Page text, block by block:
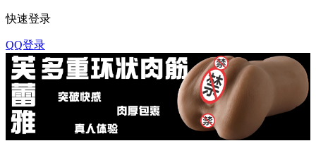
快速登录
QQ登录